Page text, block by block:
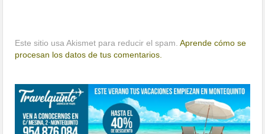
Este sitio usa Akismet para reducir el spam.Aprende cómo se
procesan los datos de tus comentarios.